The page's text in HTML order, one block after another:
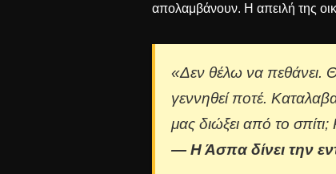
απολαμβάνουν. Η απειλή της
«Δεν θέλω να πεθάνει.
γεννηθεί ποτέ.
μας διώξει από το
— Η Άσπα δίνει την